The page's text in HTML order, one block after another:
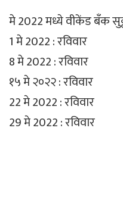
मे 2022 मध्ये वीकेंड बँक
1 मे 2022 : रविवार
8 मे 2022 : रविवार
१५ मे २०२२ : रविवार
22 मे 2022 : रविवार
29 मे 2022 : रविवार